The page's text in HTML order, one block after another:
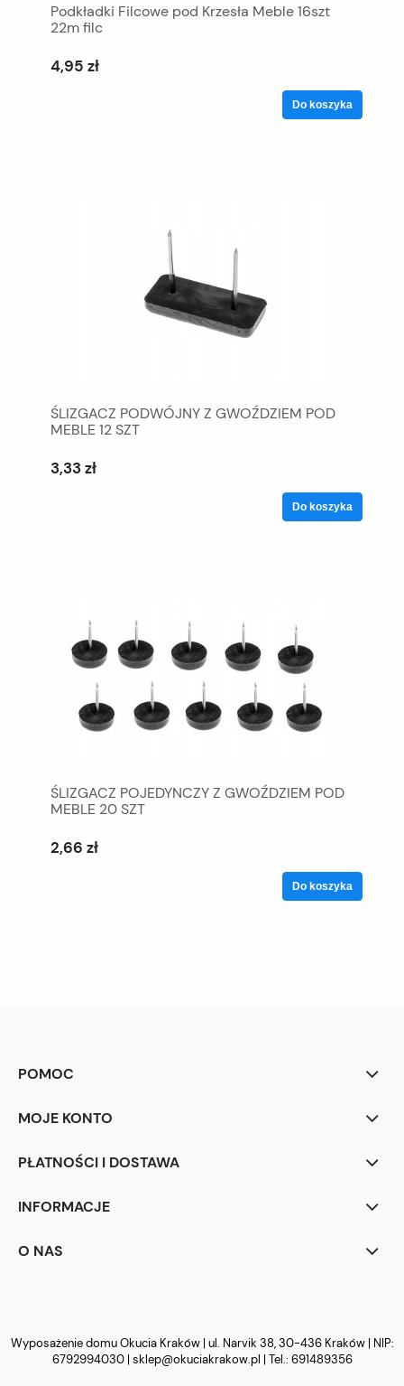
Podkładki Filcowe pod Krzesła Meble 16szt
22m filc
4,95 zł
Do koszyka
ŚLIZGACZ PODWÓJNY Z GWOŹDZIEM POD
MEBLE 12 SZT
3,33 zł
Do koszyka
ŚLIZGACZ POJEDYNCZY Z GWOŹDZIEM POD
MEBLE 20 SZT
2,66 zł
Do koszyka
POMOC
MOJE KONTO
PŁATNOŚCI I DOSTAWA
INFORMACJE
O NAS
Wyposażenie domu Okucia Kraków | ul. Narvik 38, 30-436 Kraków | NIP:
6792994030 | sklep@okuciakrakow.pl | Tel.: 691489356